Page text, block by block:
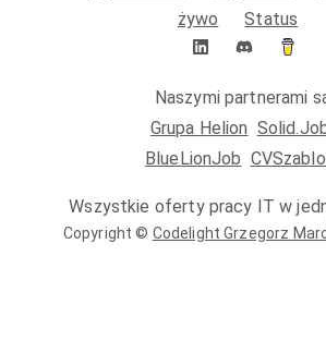
żywo
Status
Naszymi partnerami
Grupa Helion
BlueLionJob
Wszystkie oferty pracy IT w
Copyright © Codelight Grzegorz